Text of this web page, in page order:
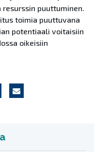
puuttuminen.
toimia puuttuvana
potentiaali voitaisiin
oikeisiin